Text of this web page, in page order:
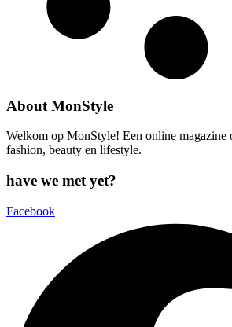
About MonStyle
Welkom op MonStyle! Een online magazine
fashion, beauty en lifestyle.
have we met yet?
Facebook